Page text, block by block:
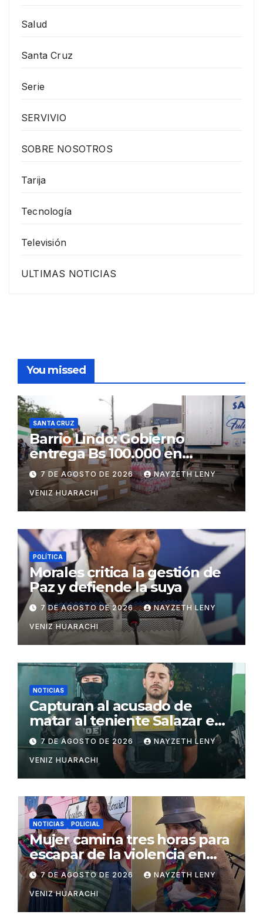
Salud
Santa Cruz
Serie
SERVIVIO
SOBRE NOSOTROS
Tarija
Tecnología
Televisión
ULTIMAS NOTICIAS
You missed
SANTA CRUZ
Barrio Lindo: Gobierno
entrega Bs 100.000 en
insumos para afectados
7 DE AGOSTO DE 2026 NAYZETH LENY
VENIZ HUARACHI
POLÍTICA
Morales critica la gestión de
Paz y defiende la suya
7 DE AGOSTO DE 2026 NAYZETH LENY
VENIZ HUARACHI
NOTICIAS
Capturan al acusado de
matar al teniente Salazar en
San Matías
7 DE AGOSTO DE 2026 NAYZETH LENY
VENIZ HUARACHI
NOTICIAS POLICIAL
Mujer camina tres horas para
escapar de la violencia en
Potosí
7 DE AGOSTO DE 2026 NAYZETH LENY
VENIZ HUARACHI